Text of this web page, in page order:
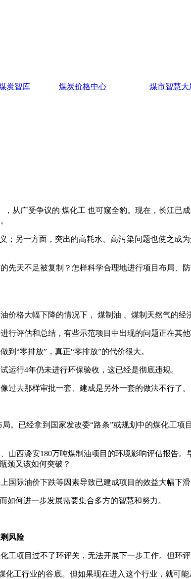
炭智库 煤炭价格中心 煤市智慧大
从广受争议的 煤化工 也可窥全豹。现在，长江已
另一方面，突出的高耗水、高污染问题也使之成
天不足被复制？怎样科学合理地进行项目布局、
格大幅下降的情况下， 煤制油 、煤制天然气的经
评估和总结，有些示范项目中出现的问题正在其他
“零排放”，真正“零排放”的代价很大。
行4年仍未进行环保验收，这已经是彻底违规。
去那样审批一套、建成是另外一套的做法不行了。
已经拿到国家发改委“路条”或规划中的煤化工项
西潞安180万吨煤制油项目的环境影响评估报告。
颈又该如何突破？
油价下跌等因素导致已建成项目的效益大幅下滑
何进一步发展需要集合多方的智慧和努力。
风险
目过不了环评关，无法开展下一步工作。但环评
行业的谷底。但如果现在进入这个行业，就可